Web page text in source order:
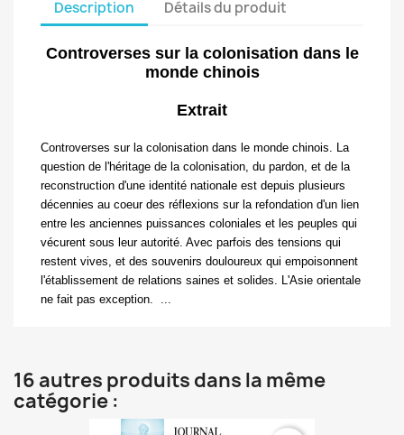
Description Détails du produit
Controverses sur la colonisation dans le
monde chinois
Extrait
Controverses sur la colonisation dans le monde chinois. La
question de l'héritage de la colonisation, du pardon, et de la
reconstruction d'une identité nationale est depuis plusieurs
décennies au coeur des réflexions sur la refondation d'un lien
entre les anciennes puissances coloniales et les peuples qui
vécurent sous leur autorité. Avec parfois des tensions qui
restent vives, et des souvenirs douloureux qui empoisonnent
l'établissement de relations saines et solides. L'Asie orientale
ne fait pas exception. ...
16 autres produits dans la même
catégorie :